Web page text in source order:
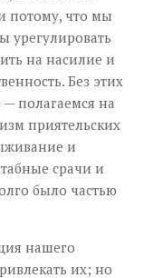
потому, что мы
урегулировать
на насилие и
Без этих
полагаемся на
приятельских
и
срачи и
было частью
нашего
их; но